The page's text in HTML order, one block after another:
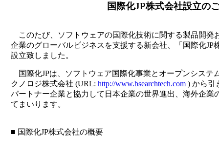
国際化JP株式会社設立の
このたび、ソフトウェアの国際化技術に関する製品開発
企業のグローバルビジネスを支援する新会社、「国際化JP
設立致しました。
国際化JPは、ソフトウェア国際化事業とオープンシステ
クノロジ株式会社 (URL: http://www.bsearchtech.com ) から引
パートナー企業と協力して日本企業の世界進出、海外企業
てまいります。
■ 国際化JP株式会社の概要